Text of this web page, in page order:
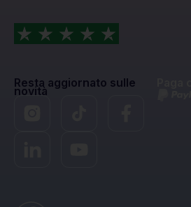
Resta aggiornato sulle
novità